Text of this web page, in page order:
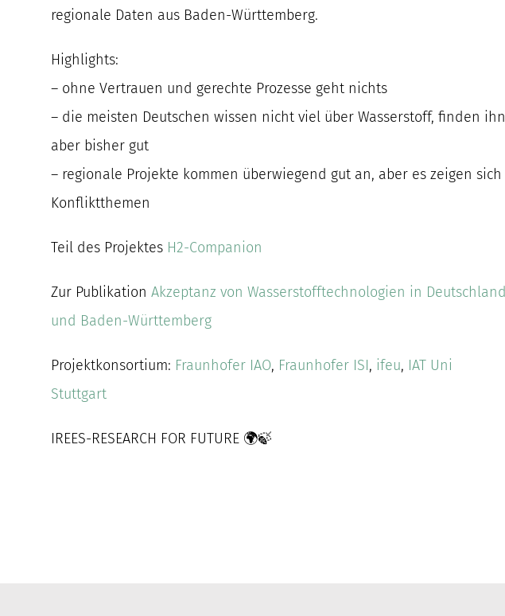
regionale Daten aus Baden-Württemberg.
Highlights:
– ohne Vertrauen und gerechte Prozesse geht nichts
– die meisten Deutschen wissen nicht viel über Wasserstoff, finden ihn
aber bisher gut
– regionale Projekte kommen überwiegend gut an, aber es zeigen sich
Konfliktthemen
Teil des Projektes H2-Companion
Zur PublikationAkzeptanz von Wasserstofftechnologien in Deutschland
und Baden-Württemberg
Projektkonsortium: Fraunhofer IAO, Fraunhofer ISI, ifeu, IAT Uni
Stuttgart
IREES-RESEARCH FOR FUTURE 🌍🍃